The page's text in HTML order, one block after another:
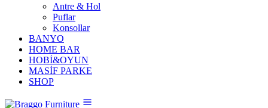
Antre & Hol
Puflar
Konsollar
BANYO
HOME BAR
HOBİ&OYUN
MASİF PARKE
SHOP